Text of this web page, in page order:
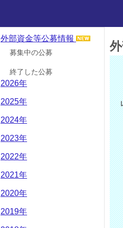
外部資金等公募情報
募集中の公募
終了した公募
2026年
2025年
2024年
2023年
2022年
2021年
2020年
2019年